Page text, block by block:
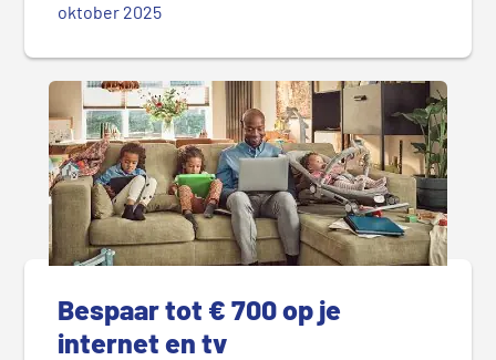
oktober 2025
Bespaar tot € 700 op je
internet en tv